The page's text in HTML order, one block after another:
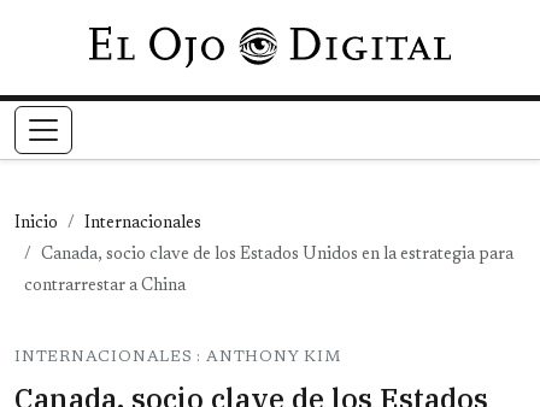
Pasar al contenido principal
Inicio
Internacionales
Canada, socio clave de los Estados Unidos en la estrategia para
contrarrestar a China
INTERNACIONALES : ANTHONY KIM
Canada, socio clave de los Estados